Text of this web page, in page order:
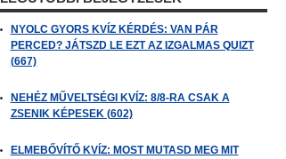
NYOLC GYORS KVÍZ KÉRDÉS: VAN PÁR
PERCED? JÁTSZD LE EZT AZ IZGALMAS QUIZT
(667)
NEHÉZ MŰVELTSÉGI KVÍZ: 8/8-RA CSAK A
ZSENIK KÉPESEK (602)
ELMEBŐVÍTŐ KVÍZ: MOST MUTASD MEG MIT